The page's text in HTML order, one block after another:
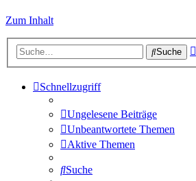
Zum Inhalt
Suche
Schnellzugriff
Ungelesene Beiträge
Unbeantwortete Themen
Aktive Themen
Suche